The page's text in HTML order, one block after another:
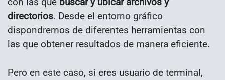
directorios. Desde el entorno gráfico
dispondremos de diferentes herramientas con
las que obtener resultados de manera eficiente.
Pero en este caso, si eres usuario de terminal,